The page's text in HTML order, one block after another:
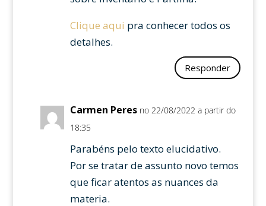
Clique aqui pra conhecer todos os
detalhes.
Responder
Carmen Peres no 22/08/2022 a partir do
18:35
Parabéns pelo texto elucidativo.
Por se tratar de assunto novo temos
que ficar atentos as nuances da
materia.